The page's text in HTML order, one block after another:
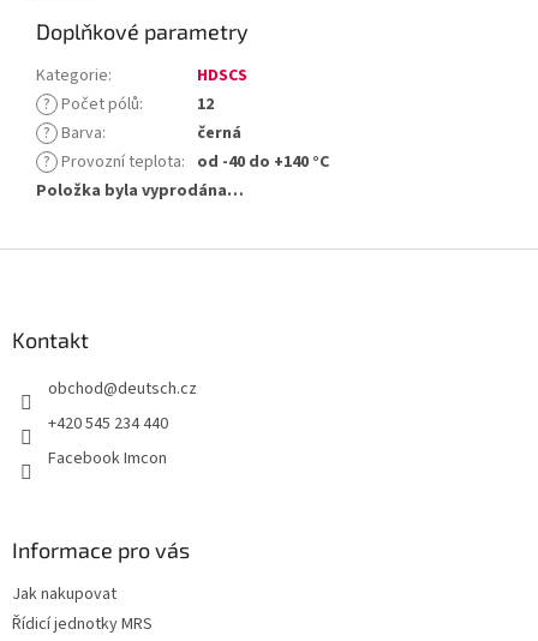
Doplňkové parametry
Kategorie:
HDSCS
? Počet pólů:
12
? Barva:
černá
? Provozní teplota: od -40 do +140 °C
Položka byla vyprodána…
Kontakt
obchod@deutsch.cz
+420 545 234 440
Facebook Imcon
Informace pro vás
Jak nakupovat
Řídicí jednotky MRS